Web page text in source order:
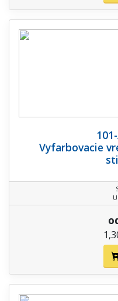
Vyfarbovacie